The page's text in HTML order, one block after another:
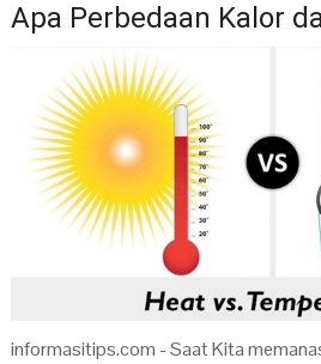
Apa Perbedaan Kalor
informasitips.com - Saat Kita